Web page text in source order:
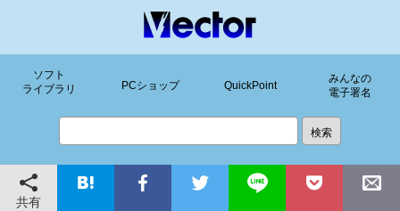
ソフト
ライブラリ
PCショップ QuickPoint
みんなの
電子署名
共有